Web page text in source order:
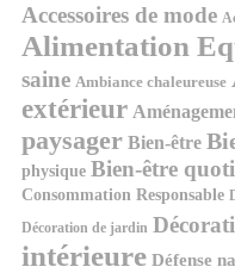
Accessoires de mode
Alimentation
saine Ambiance chaleureuse
extérieur
paysager Bien-être
physique Bien-être
Consommation Responsable
Décoration de jardin
intérieure Défense